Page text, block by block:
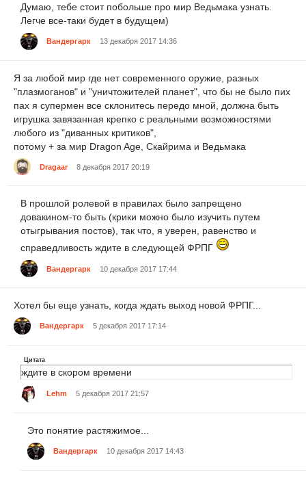
Думаю, тебе стоит побольше про мир Ведьмака узнать.
Легче все-таки будет в будущем)
Вандергарк 13 декабря 2017 14:36
Я за любой мир где нет современного оружие, разных
"плазмоганов" и "уничтожителей планет", что бы не было пих
пах я супермен все склонитесь передо мной, должна быть
игрушка завязанная крепко с реальными возможностями
любого из "диванных критиков",
потому + за мир Dragon Age, Скайрима и Ведьмака
Dragaar 8 декабря 2017 20:19
В прошлой ролевой в правилах было запрещено
довакином-то быть (крики можно было изучить путем
отыгрывания постов), так что, я уверен, равенство и
справедливость ждите в следующей ФРПГ
Вандергарк 10 декабря 2017 17:44
Хотел бы еще узнать, когда ждать выход новой ФРПГ...
Вандергарк 5 декабря 2017 17:14
Цитата
ждите в скором времени
Lehm 5 декабря 2017 21:57
Это понятие растяжимое...
Вандергарк 10 декабря 2017 14:43